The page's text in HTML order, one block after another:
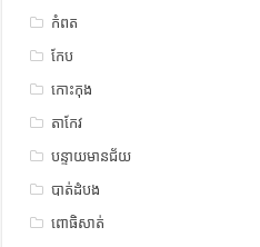
កំពត
កែប
កោះកុង
តាកែវ
បន្ទាយមានជ័យ
បាត់ដំបង
ពោធិសាត់